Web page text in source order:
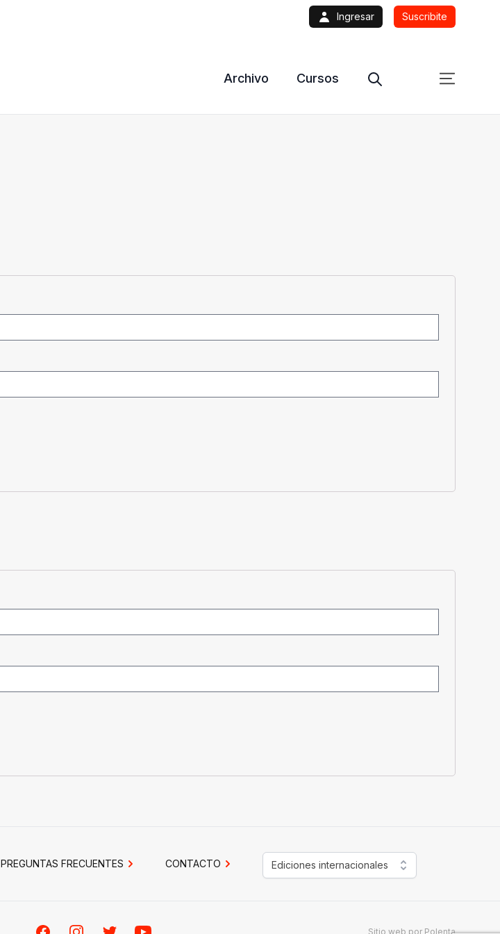
Ingresar Suscribite
Archivo Cursos
PREGUNTAS FRECUENTES CONTACTO Ediciones internacionales
Sitio web por Polenta